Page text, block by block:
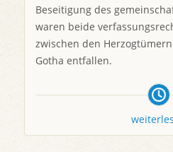
Beseitigung des
waren beide
zwischen den
Gotha entfallen.